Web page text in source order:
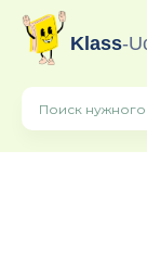
Klass-